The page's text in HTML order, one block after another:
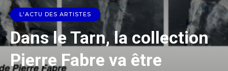
L'ACTU DES ARTISTES
Dans le Tarn, la collection
Pierre Fabre va être